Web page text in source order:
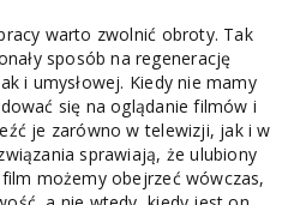
warto zwolnić obroty. Tak
sposób na regenerację
i umysłowej. Kiedy nie mamy
się na oglądanie filmów i
je zarówno w telewizji, jak i w
sprawiają, że ulubiony
możemy obejrzeć wówczas,